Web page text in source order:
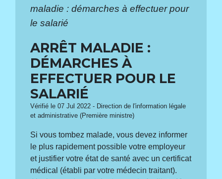
maladie : démarches à effectuer pour
le salarié
ARRÊT MALADIE :
DÉMARCHES À
EFFECTUER POUR LE
SALARIÉ
Vérifié le 07 Jul 2022 - Direction de l'information légale
et administrative (Première ministre)
Si vous tombez malade, vous devez informer
le plus rapidement possible votre employeur
et justifier votre état de santé avec un certificat
médical (établi par votre médecin traitant).